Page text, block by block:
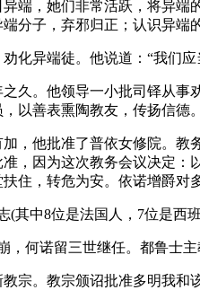
端，她们非常活跃，将异
分子，弃邪归正；认识异端
化异端徒。他说道：“我们
久。他领导一小批司铎从
以善表熏陶教友，传扬信德
，他批准了普依女修院。
，因为这次教务会议决定
住，转危为安。依诺增爵对
(其中8位是法国人，7位是西
，何诺留三世继任。都鲁士
教宗。教宗颁诏批准多明我